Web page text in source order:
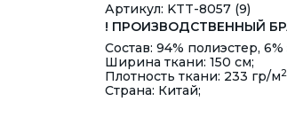
Артикул: KTT-8057 (9)
! ПРОИЗВОДСТВЕННЫЙ
Состав: 94% полиэстер, 6%
Ширина ткани: 150 см;
Плотность ткани: 233 гр/м2
Страна: Китай;